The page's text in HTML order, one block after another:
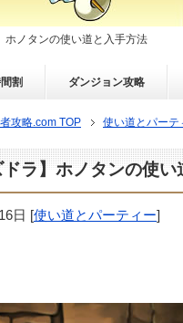
ホノタンの使い道と入手方法
割 ダンジョン攻略
攻略.com TOP 使い道とパーテ
ドラ】ホノタンの使い
日 [使い道とパーティー]